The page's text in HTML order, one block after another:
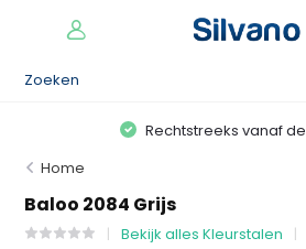
Rechtstreeks vanaf
Home
Baloo 2084 Grijs
Bekijk alles Kleurstalen